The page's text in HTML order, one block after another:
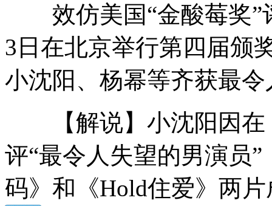
李冰冰调侃偷运奶粉遭质疑
淘气游客惹怒羊驼遭口水喷脸
北影三试“最美考生”晋级
罗德曼：金正恩希望奥巴马来电
效仿美国“金酸莓奖”
3日在北京举行第四届颁
小沈阳、杨幂等齐获最
【解说】小沈阳因在
评“最令人失望的男演员
码》和《Hold住爱》两